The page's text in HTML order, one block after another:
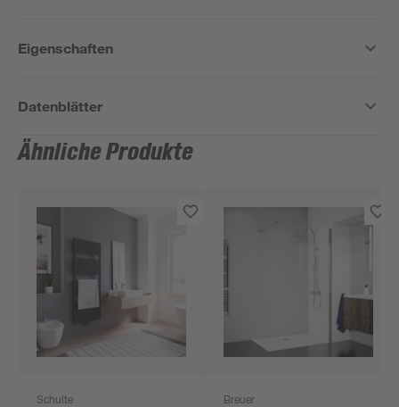
Eigenschaften
Datenblätter
Ähnliche Produkte
Schulte Breuer